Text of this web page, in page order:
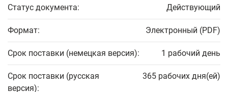
Статус документа: Действующий
Формат: Электронный (PDF)
Срок поставки (немецкая версия): 1 рабочий день
Срок поставки (русская
версия):
365 рабочих дня(ей)